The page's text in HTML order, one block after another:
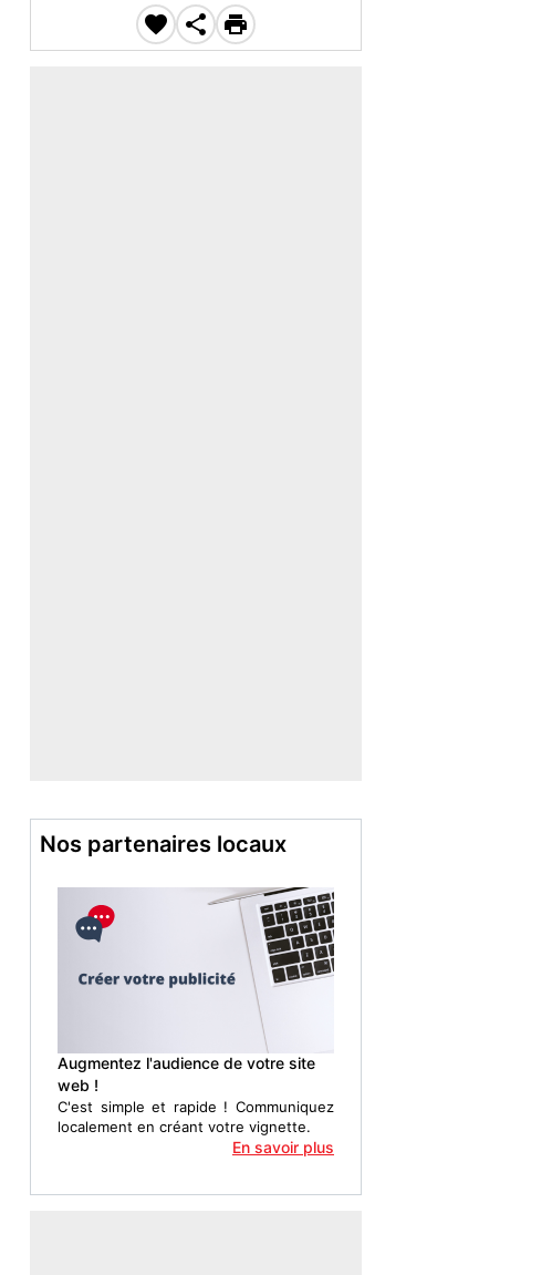
  
Nos partenaires locaux
Augmentez l'audience de votre site
web !
C'est simple et rapide ! Communiquez
localement en créant votre vignette.
En savoir plus